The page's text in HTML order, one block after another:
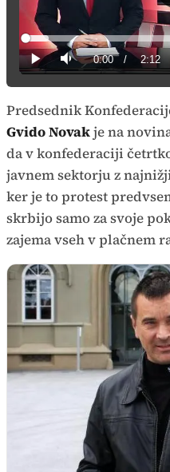
Predvajaj
Tiho Current
Time
0:00 / 2:12
Loaded:
7.51%
Predsednik
Gvido Novakje na
da v konfederaciji
javnem sektorju z
ker je to protest
skrbijo samo za svoje
zajema vseh v plačnem